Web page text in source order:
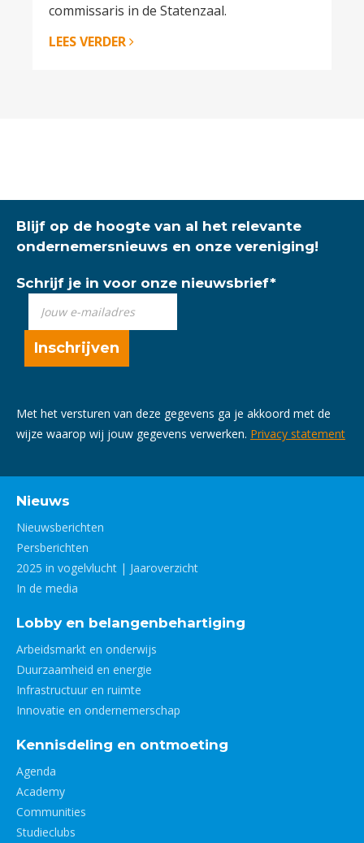
commissaris in de Statenzaal.
LEES VERDER
Blijf op de hoogte van al het relevante
ondernemersnieuws en onze vereniging!
Schrijf je in voor onze nieuwsbrief*
Met het versturen van deze gegevens ga je akkoord met de
wijze waarop wij jouw gegevens verwerken. Privacy statement
Nieuws
Nieuwsberichten
Persberichten
2025 in vogelvlucht | Jaaroverzicht
In de media
Lobby en belangenbehartiging
Arbeidsmarkt en onderwijs
Duurzaamheid en energie
Infrastructuur en ruimte
Innovatie en ondernemerschap
Kennisdeling en ontmoeting
Agenda
Academy
Communities
Studieclubs